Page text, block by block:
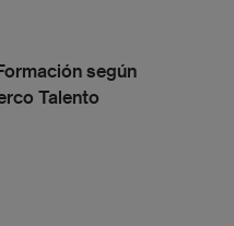
según
Talento